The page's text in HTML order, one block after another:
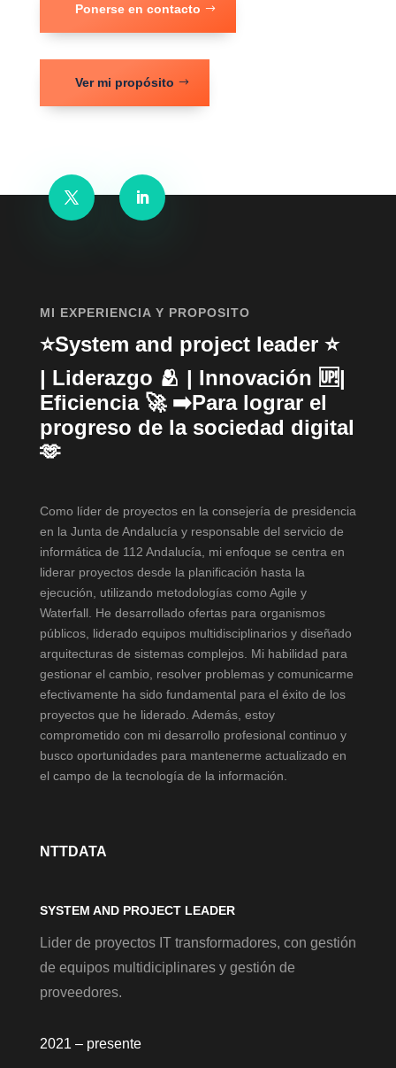
Ponerse en contacto
Ver mi propósito
MI EXPERIENCIA Y PROPOSITO
⭐System and project leader ⭐
| Liderazgo 🫂 | Innovación 🆙|
Eficiencia 🚀 ➡️Para lograr el
progreso de la sociedad digital
🫶
Como líder de proyectos en la consejería de presidencia
en la Junta de Andalucía y responsable del servicio de
informática de 112 Andalucía, mi enfoque se centra en
liderar proyectos desde la planificación hasta la
ejecución, utilizando metodologías como Agile y
Waterfall. He desarrollado ofertas para organismos
públicos, liderado equipos multidisciplinarios y diseñado
arquitecturas de sistemas complejos. Mi habilidad para
gestionar el cambio, resolver problemas y comunicarme
efectivamente ha sido fundamental para el éxito de los
proyectos que he liderado. Además, estoy
comprometido con mi desarrollo profesional continuo y
busco oportunidades para mantenerme actualizado en
el campo de la tecnología de la información.
NTTDATA
SYSTEM AND PROJECT LEADER
Lider de proyectos IT transformadores, con gestión
de equipos multidiciplinares y gestión de
proveedores.
2021 – presente